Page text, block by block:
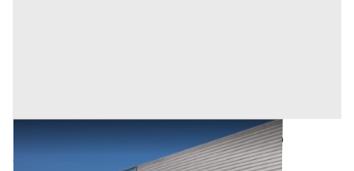
Automezzi Commerciali all'asta a Oristano
1.500 €